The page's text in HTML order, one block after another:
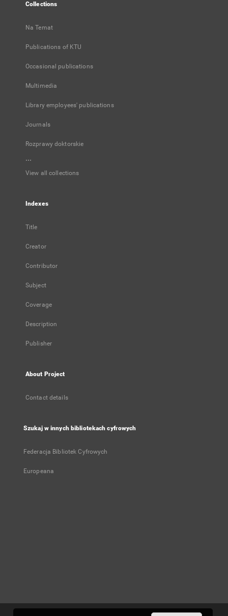
Collections
Na Temat
Publications of KTU
Occasional publications
Multimedia
Library employees' publications
Journals
Rozprawy doktorskie
...
View all collections
Indexes
Title
Creator
Contributor
Subject
Coverage
Description
Publisher
About Project
Contact details
Szukaj w innych bibliotekach cyfrowych
Federacja Bibliotek Cyfrowych
Europeana